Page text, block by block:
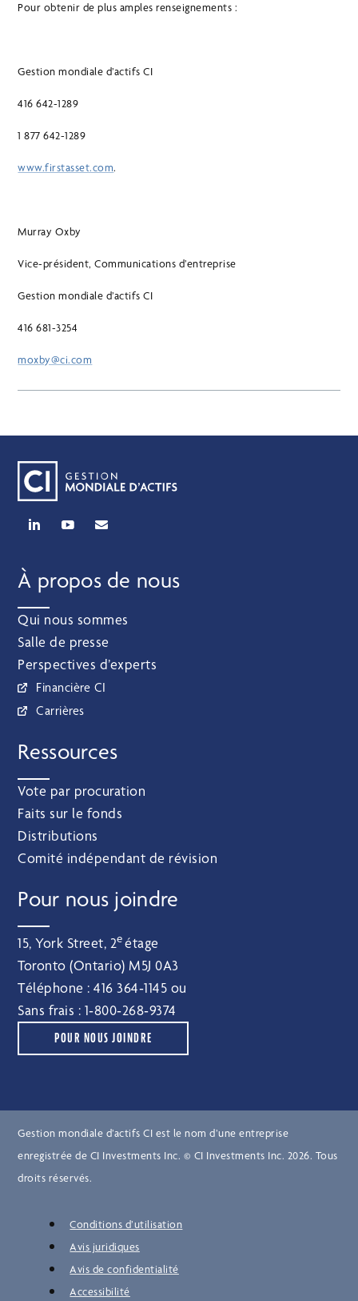
Pour obtenir de plus amples renseignements :
Gestion mondiale d’actifs CI
416 642-1289
1 877 642-1289
www.firstasset.com.
Murray Oxby
Vice-président, Communications d’entreprise
Gestion mondiale d’actifs CI
416 681-3254
moxby@ci.com
À propos de nous
Qui nous sommes
Salle de presse
Perspectives d’experts
Financière CI
Carrières
Ressources
Vote par procuration
Faits sur le fonds
Distributions
Comité indépendant de révision
Pour nous joindre
15, York Street, 2eétage
Toronto (Ontario) M5J 0A3
Téléphone :416 364‑1145 ou
Sans frais : 1‑800‑268‑9374
POUR NOUS JOINDRE
Gestion mondiale d’actifs CI est le nom d’une entreprise
enregistrée de CI Investments Inc. © CI Investments Inc. 2026. Tous
droits réservés.
Conditions d’utilisation
Avis juridiques
Avis de confidentialité
Accessibilité